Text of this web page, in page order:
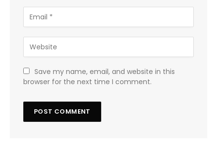
Save my name, email, and website in this
browser for the next time I comment.